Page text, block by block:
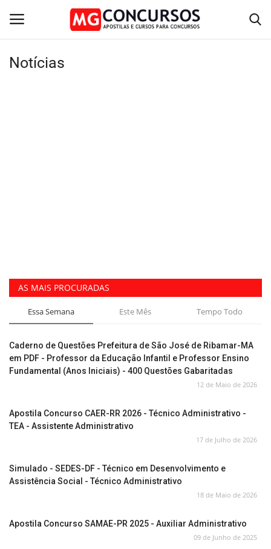
Notícias
AS MAIS PROCURADAS
Essa Semana Este Mês Tempo Todo
Caderno de Questões Prefeitura de São José de Ribamar-MA
em PDF - Professor da Educação Infantil e Professor Ensino
Fundamental (Anos Iniciais) - 400 Questões Gabaritadas
12 de Maio de 2026
Apostila Concurso CAER-RR 2026 - Técnico Administrativo -
TEA - Assistente Administrativo
17 de Julho de 2026
Simulado - SEDES-DF - Técnico em Desenvolvimento e
Assistência Social - Técnico Administrativo
18 de Maio de 2026
Apostila Concurso SAMAE-PR 2025 - Auxiliar Administrativo
09 de Junho de 2025